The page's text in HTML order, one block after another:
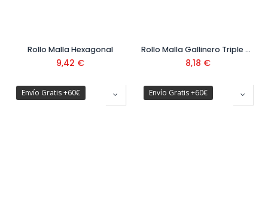
Rollo Malla Hexagonal
9,42 €
Rollo Malla Gallinero Triple Torsión 25 mm
8,18 €
Envío Gratis +60€ Envío Gratis +60€